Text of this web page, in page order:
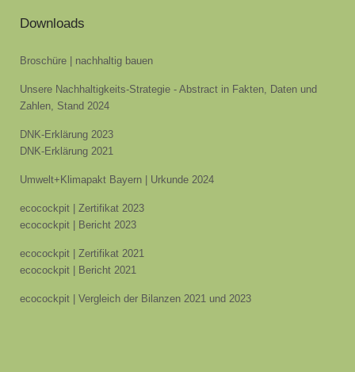
Downloads
Broschüre | nachhaltig bauen
Unsere Nachhaltigkeits-Strategie - Abstract in Fakten, Daten und
Zahlen, Stand 2024
DNK-Erklärung 2023
DNK-Erklärung 2021
Umwelt+Klimapakt Bayern | Urkunde 2024
ecocockpit | Zertifikat 2023
ecocockpit | Bericht 2023
ecocockpit | Zertifikat 2021
ecocockpit | Bericht 2021
ecocockpit | Vergleich der Bilanzen 2021 und 2023